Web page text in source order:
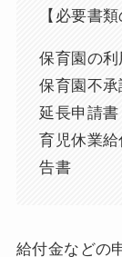
【必要書類
保育園の
保育園不承
延長申請書
育児休業
告書
給付金などの